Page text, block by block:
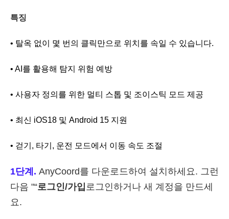
특징
• 탈옥 없이 몇 번의 클릭만으로 위치를 속일 수 있습니다.
• AI를 활용해 탐지 위험 예방
• 사용자 정의를 위한 멀티 스톱 및 조이스틱 모드 제공
• 최신 iOS18 및 Android 15 지원
• 걷기, 타기, 운전 모드에서 이동 속도 조절
1단계. AnyCoord를 다운로드하여 설치하세요. 그런
다음 "“로그인/가입 로그인하거나 새 계정을 만드세
요.